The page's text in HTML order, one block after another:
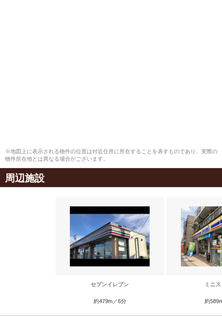
※地図上に表示される物件の位置は付近住所に所在することを表すものであり、実際の
物件所在地とは異なる場合がございます。
周辺施設
セブンイレブン
約479m／6分
ミニ
約